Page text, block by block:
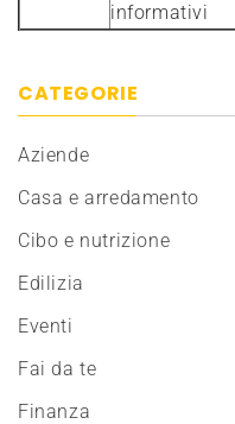
informativi
CATEGORIE
Aziende
Casa e arredamento
Cibo e nutrizione
Edilizia
Eventi
Fai da te
Finanza